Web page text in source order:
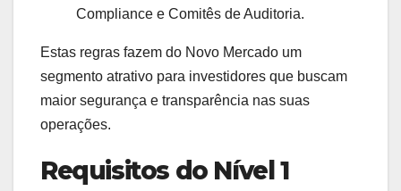
Compliance e Comitês de Auditoria.
Estas regras fazem do Novo Mercado um
segmento atrativo para investidores que buscam
maior segurança e transparência nas suas
operações.
Requisitos do Nível 1